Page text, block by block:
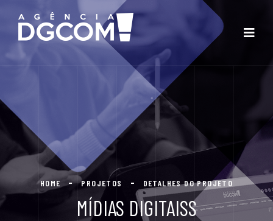
HOME PROJETOS DETALHES DO PROJETO
MÍDIAS DIGITAISS